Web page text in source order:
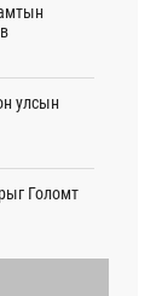
улсын
Голомт